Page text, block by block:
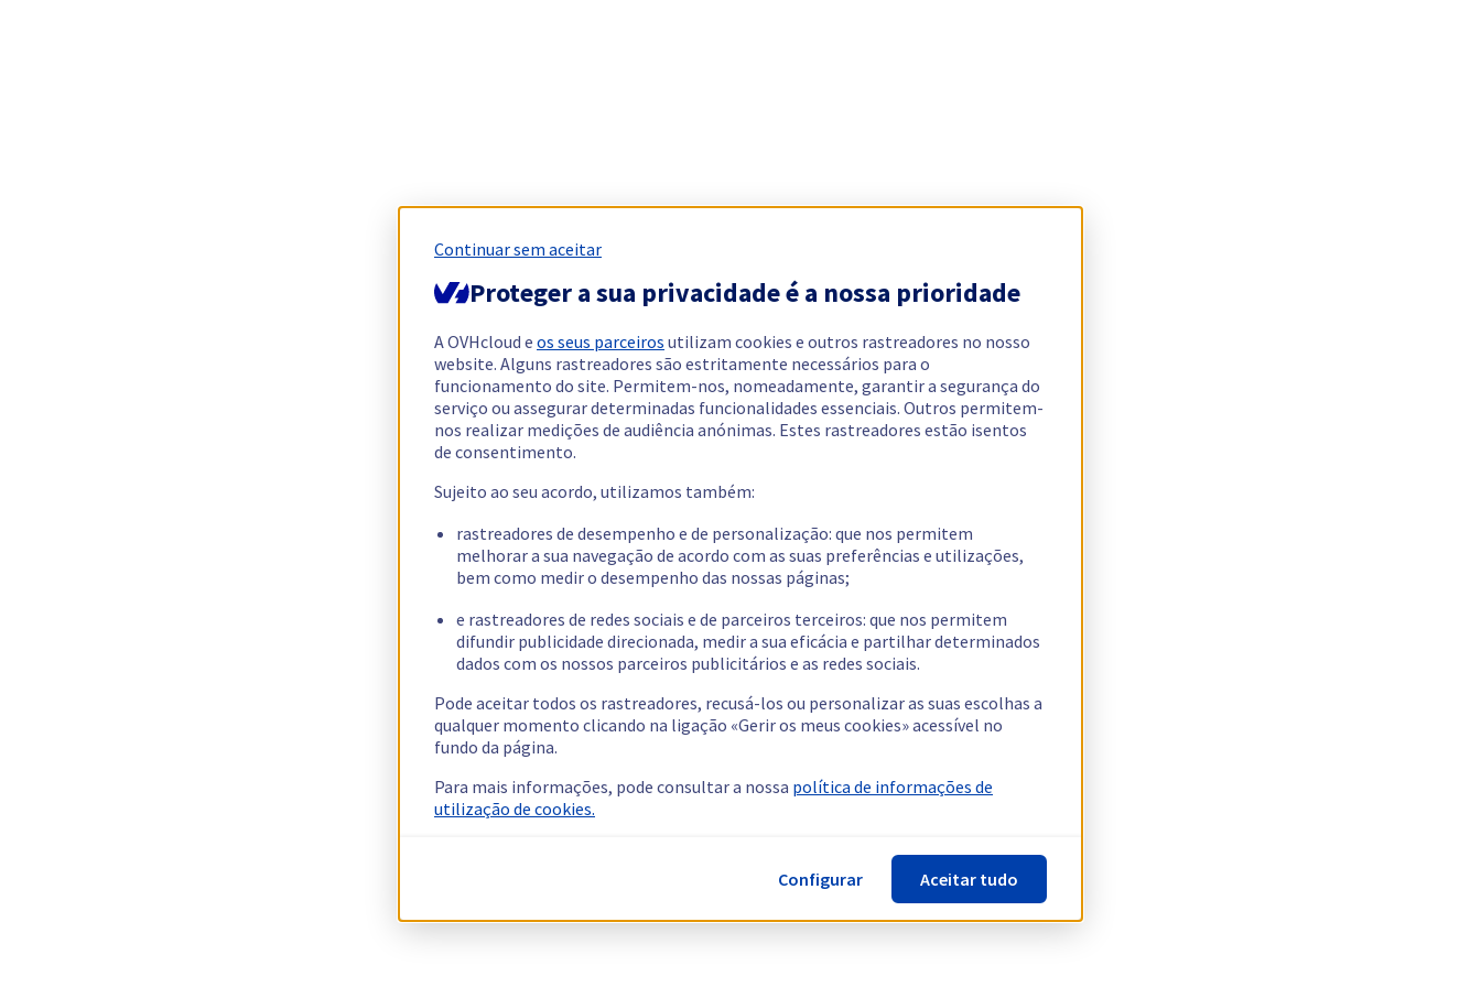
Continuar sem aceitar
Proteger a sua privacidade é a nossa prioridade
A OVHcloud e os seus parceiros utilizam cookies e outros rastreadores no nosso
website. Alguns rastreadores são estritamente necessários para o
funcionamento do site. Permitem-nos, nomeadamente, garantir a segurança do
serviço ou assegurar determinadas funcionalidades essenciais. Outros permitem-
nos realizar medições de audiência anónimas. Estes rastreadores estão isentos
de consentimento.
Sujeito ao seu acordo, utilizamos também:
rastreadores de desempenho e de personalização: que nos permitem
melhorar a sua navegação de acordo com as suas preferências e utilizações,
bem como medir o desempenho das nossas páginas;
e rastreadores de redes sociais e de parceiros terceiros: que nos permitem
difundir publicidade direcionada, medir a sua eficácia e partilhar determinados
dados com os nossos parceiros publicitários e as redes sociais.
Pode aceitar todos os rastreadores, recusá-los ou personalizar as suas escolhas a
qualquer momento clicando na ligação «Gerir os meus cookies» acessível no
fundo da página.
Para mais informações, pode consultar a nossa política de informações de
utilização de cookies.
Configurar Aceitar tudo